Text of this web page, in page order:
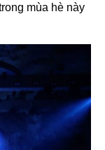
mùa hè này